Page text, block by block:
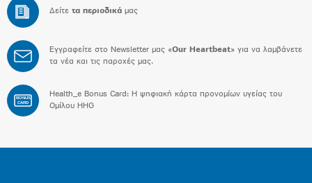
Δείτε τα περιοδικά μας
Εγγραφείτε στο Newsletter μας «Our Heartbeat» για να λαμβάνετε
τα νέα και τις παροχές μας.
BONUS
CARD
Health_e Bonus Card: H ψηφιακή κάρτα προνομίων υγείας του
Ομίλου HHG